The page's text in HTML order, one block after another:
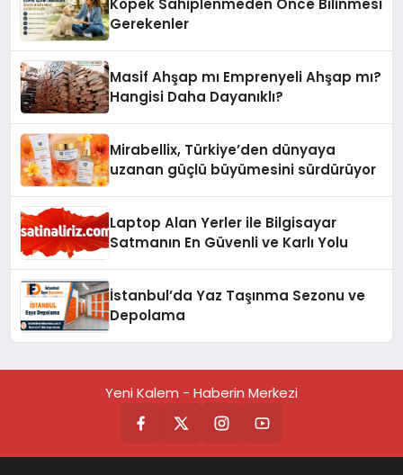
Köpek Sahiplenmeden Önce Bilinmesi
Gerekenler
Masif Ahşap mı Emprenyeli Ahşap mı?
Hangisi Daha Dayanıklı?
Mirabellix, Türkiye’den dünyaya
uzanan güçlü büyümesini sürdürüyor
Laptop Alan Yerler ile Bilgisayar
Satmanın En Güvenli ve Karlı Yolu
İstanbul’da Yaz Taşınma Sezonu ve
Depolama
Yeni Kalem - Haberin Merkezi